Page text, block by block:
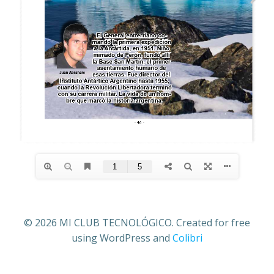
© 2026 MI CLUB TECNOLÓGICO. Created for free
using WordPress and Colibri